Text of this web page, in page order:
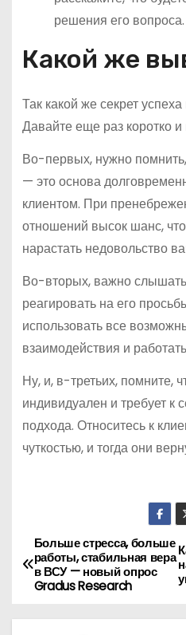
решения его вопроса.
Какой же
Так какой же секрет
Давайте еще раз коротко и
Во-первых, нужно
— это основа
клиентом. При
отношений высок шанс, что
нарастать недовольство
Во-вторых, важно
реагировать на его
использовать все
взаимодействия и
Ну, и, в-третьих, помните,
индивидуален и требует к
подхода. Относитесь к
чуткостью, и тогда они
Н
а
в
Больше стресса, больше
работы, стабильная вера
в ВСУ — новый опрос
Gradus Research